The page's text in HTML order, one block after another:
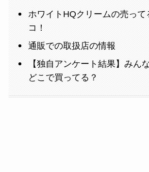
ホワイトHQクリームの売って
コ！
通販での取扱店の情報
【独自アンケート結果】みん
どこで買ってる？